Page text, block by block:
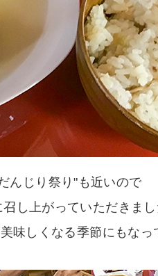
んじり祭り"も近いので
し上がっていただきまし
味しくなる季節にもなっ